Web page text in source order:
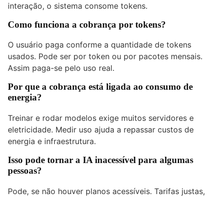
interação, o sistema consome tokens.
Como funciona a cobrança por tokens?
O usuário paga conforme a quantidade de tokens
usados. Pode ser por token ou por pacotes mensais.
Assim paga-se pelo uso real.
Por que a cobrança está ligada ao consumo de
energia?
Treinar e rodar modelos exige muitos servidores e
eletricidade. Medir uso ajuda a repassar custos de
energia e infraestrutura.
Isso pode tornar a IA inacessível para algumas
pessoas?
Pode, se não houver planos acessíveis. Tarifas justas,